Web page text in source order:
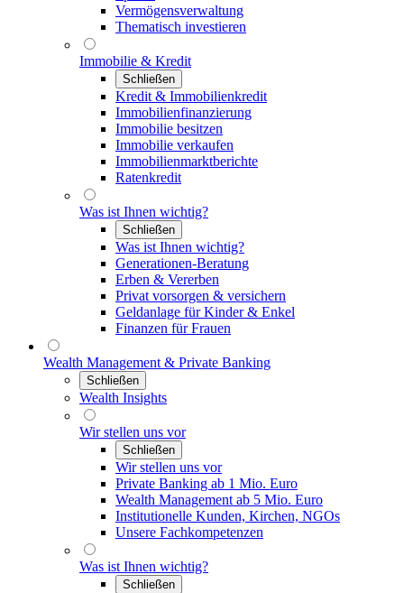
Vermögensverwaltung
Thematisch investieren
Immobilie & Kredit
Schließen
Kredit & Immobilienkredit
Immobilienfinanzierung
Immobilie besitzen
Immobilie verkaufen
Immobilienmarktberichte
Ratenkredit
Was ist Ihnen wichtig?
Schließen
Was ist Ihnen wichtig?
Generationen-Beratung
Erben & Vererben
Privat vorsorgen & versichern
Geldanlage für Kinder & Enkel
Finanzen für Frauen
Wealth Management & Private Banking
Schließen
Wealth Insights
Wir stellen uns vor
Schließen
Wir stellen uns vor
Private Banking ab 1 Mio. Euro
Wealth Management ab 5 Mio. Euro
Institutionelle Kunden, Kirchen, NGOs
Unsere Fachkompetenzen
Was ist Ihnen wichtig?
Schließen